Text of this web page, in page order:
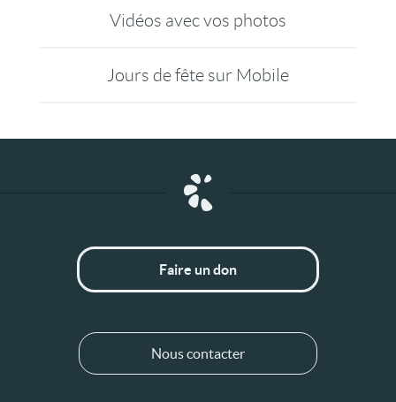
Vidéos avec vos photos
Jours de fête sur Mobile
Faire un don
Nous contacter